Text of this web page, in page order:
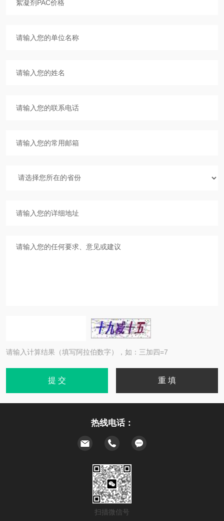
请输入计算结果（填写阿拉伯数字），如：三加四=7
热线电话：
扫描微信号